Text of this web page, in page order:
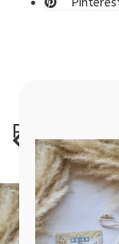
PRÉC.
OuiPop Vert